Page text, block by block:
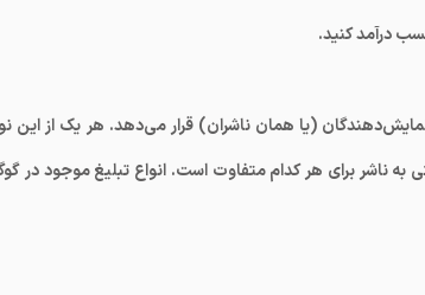
(یا همان ناشران) قرار می‌دهد. هر یک از این
ناشر برای هر کدام متفاوت است. انواع تبلیغ موجود در